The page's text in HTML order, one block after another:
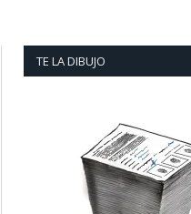
TE LA DIBUJO